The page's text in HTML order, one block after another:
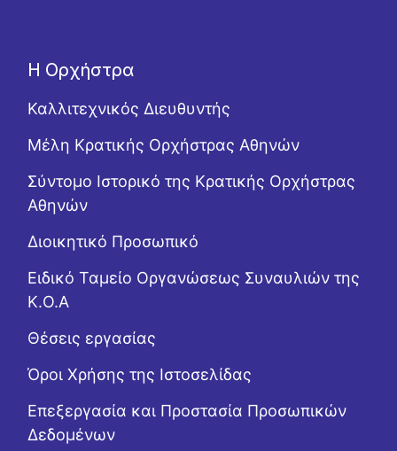
Η Ορχήστρα
Καλλιτεχνικός Διευθυντής
Μέλη Κρατικής Ορχήστρας Αθηνών
Σύντομο Ιστορικό της Κρατικής Ορχήστρας
Αθηνών
Διοικητικό Προσωπικό
Ειδικό Ταμείο Οργανώσεως Συναυλιών της
Κ.Ο.Α
Θέσεις εργασίας
Όροι Χρήσης της Ιστοσελίδας
Επεξεργασία και Προστασία Προσωπικών
Δεδομένων